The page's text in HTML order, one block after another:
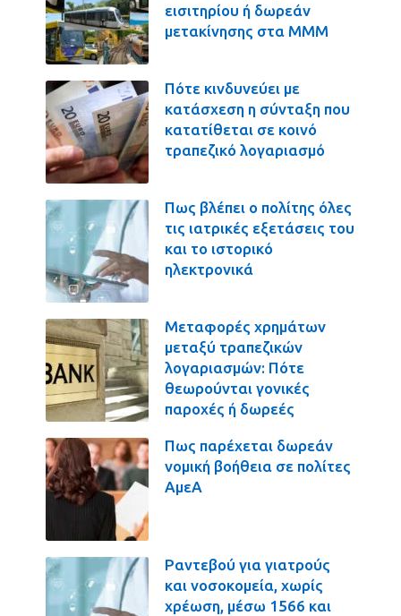
εισιτηρίου ή δωρεάν
μετακίνησης στα ΜΜΜ
Πότε κινδυνεύει με
κατάσχεση η σύνταξη που
κατατίθεται σε κοινό
τραπεζικό λογαριασμό
Πως βλέπει ο πολίτης όλες
τις ιατρικές εξετάσεις του
και το ιστορικό
ηλεκτρονικά
Μεταφορές χρημάτων
μεταξύ τραπεζικών
λογαριασμών: Πότε
θεωρούνται γονικές
παροχές ή δωρεές
Πως παρέχεται δωρεάν
νομική βοήθεια σε πολίτες
ΑμεΑ
Ραντεβού για γιατρούς
και νοσοκομεία, χωρίς
χρέωση, μέσω 1566 και